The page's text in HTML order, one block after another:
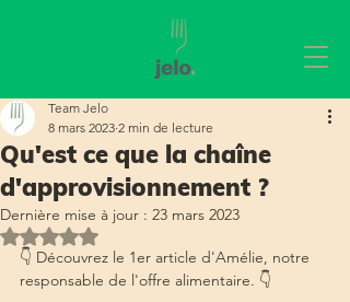
Qu'est ce que la chaîne
d'approvisionnement ?
Team Jelo
8 mars 2023 2 min de lecture
Dernière mise à jour : 23 mars 2023
Noté NaN étoiles sur 5.
👇 Découvrez le 1er article d'Amélie, notre
responsable de l'offre alimentaire. 👇